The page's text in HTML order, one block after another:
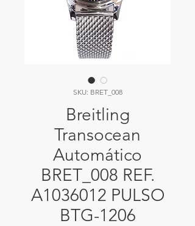
SKU: BRET_008
Breitling
Transocean
Automático
BRET_008 REF.
A1036012 PULSO
BTG-1206